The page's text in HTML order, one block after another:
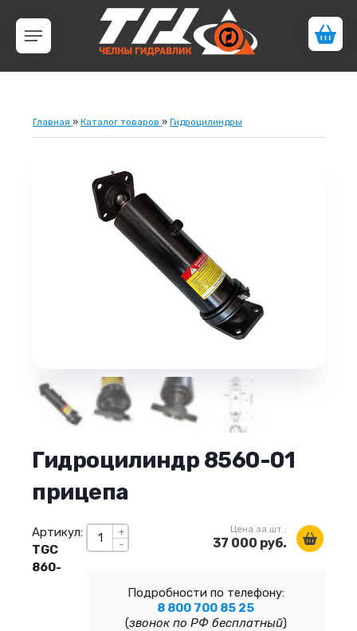
Главная » Каталог товаров » Гидроцилиндры
Гидроцилиндр 8560-01
прицепа
+
-
Цена за шт.:
37 000 руб.
Подробности по телефону:
8 800 700 85 25
(звонок по РФ бесплатный)
Артикул:
TGC
860-